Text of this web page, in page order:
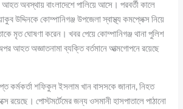
অবস্থায় বাংলাদেশে পালিয়ে আসে। পরবর্তী কালে
উদ্দিনকে কোম্পানিগঞ্জ উপজেলা স্বাস্থ্য কমপ্লেক্স নিয়ে
মৃত ঘোষণা করেন। খবর পেয়ে কোম্পানিগঞ্জ থানা পুলিশ
আহত অজ্ঞাতনামা ব্যক্তি বর্তমানে আত্মগোপনে রয়েছে
কর্মকর্তা শফিকুল ইসলাম খান বাসসকে জানান, নিহত
রয়েছে। পোস্টমর্টেমের জন্য ওসমানী হাসপাতালে পাঠানো